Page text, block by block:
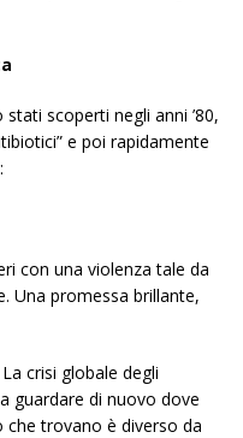
scoperti negli anni ’80,
e poi rapidamente
con una violenza tale da
Una promessa brillante,
crisi globale degli
guardare di nuovo dove
che trovano è diverso da